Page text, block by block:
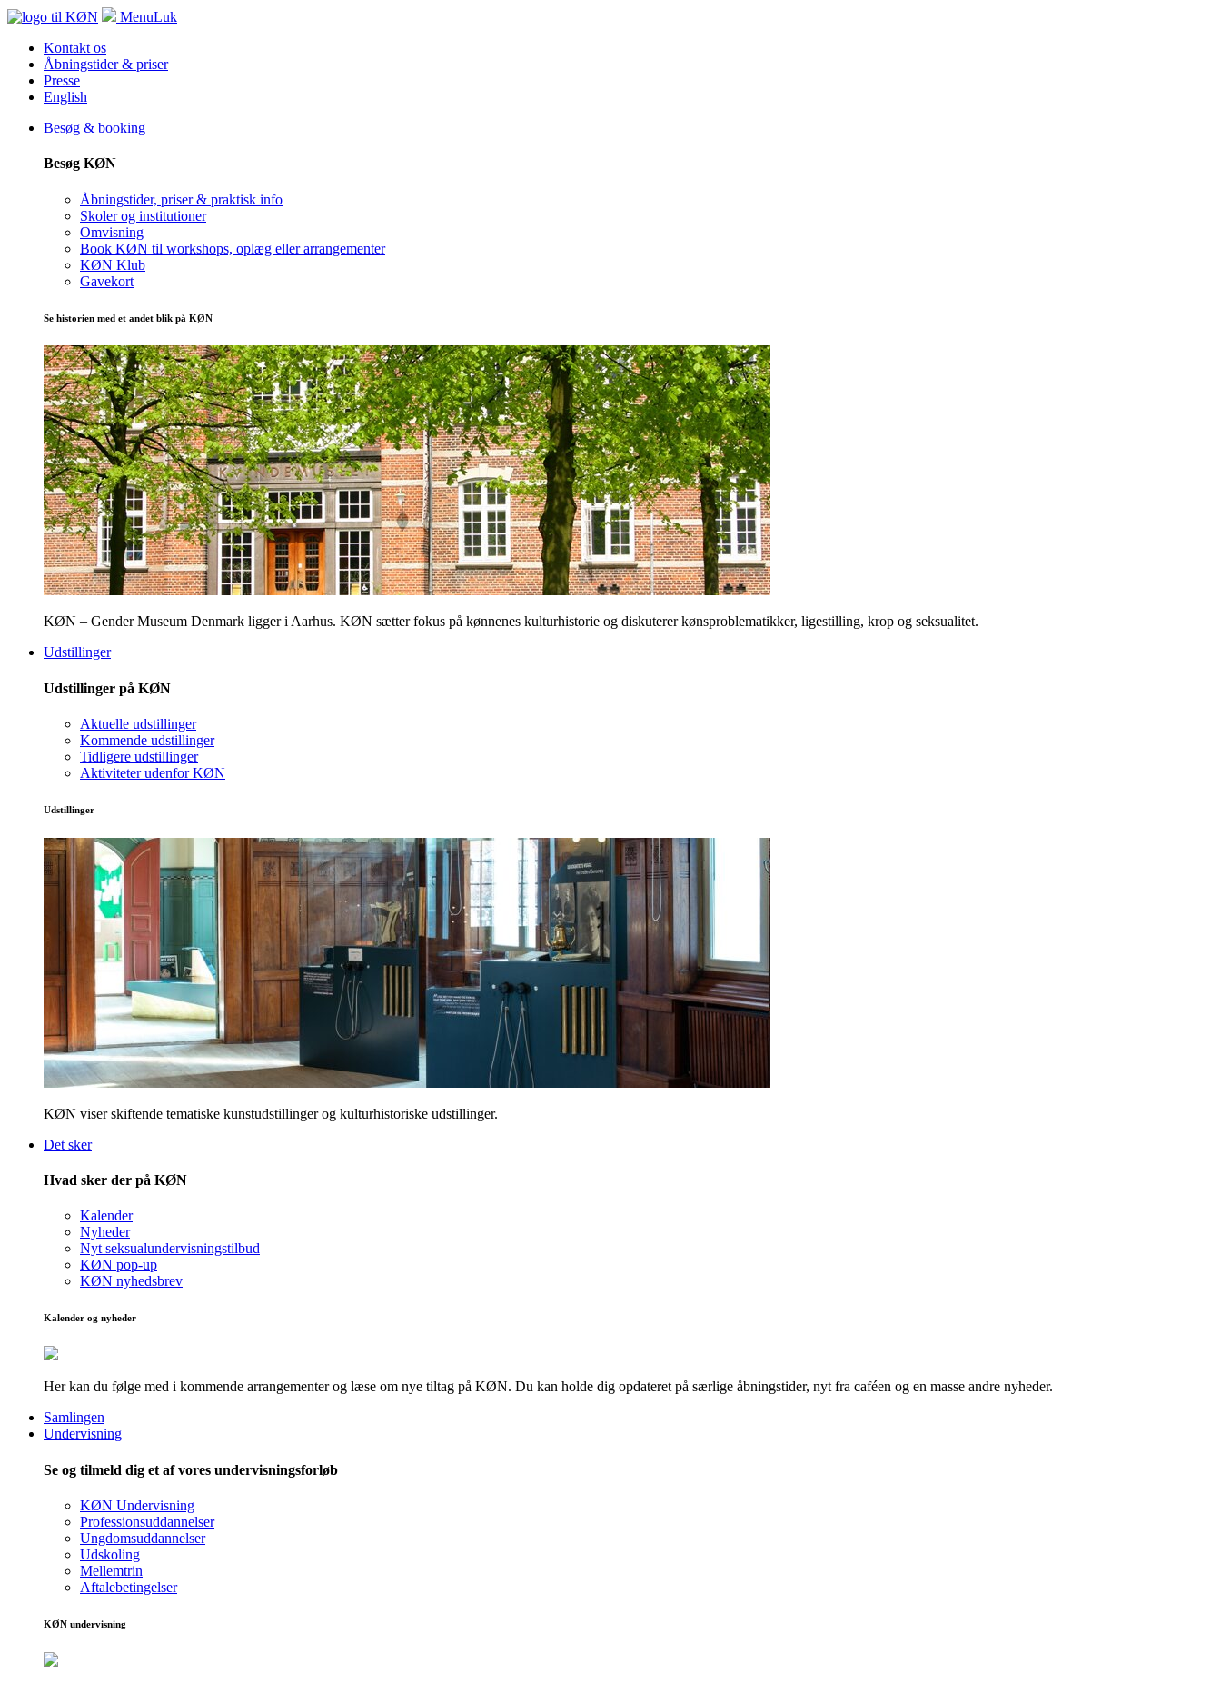
MenuLuk
Kontakt os
Åbningstider & priser
Presse
English
Besøg & booking
Besøg KØN
Åbningstider, priser & praktisk info
Skoler og institutioner
Omvisning
Book KØN til workshops, oplæg eller arrangementer
KØN Klub
Gavekort
Se historien med et andet blik på KØN
KØN – Gender Museum Denmark ligger i Aarhus. KØN sætter fokus på kønnenes kulturhistorie og diskuterer kønsproblematikker, ligestilling, krop og seksualitet.
Udstillinger
Udstillinger på KØN
Aktuelle udstillinger
Kommende udstillinger
Tidligere udstillinger
Aktiviteter udenfor KØN
Udstillinger
KØN viser skiftende tematiske kunstudstillinger og kulturhistoriske udstillinger.
Det sker
Hvad sker der på KØN
Kalender
Nyheder
Nyt seksualundervisningstilbud
KØN pop-up
KØN nyhedsbrev
Kalender og nyheder
Her kan du følge med i kommende arrangementer og læse om nye tiltag på KØN. Du kan holde dig opdateret på særlige åbningstider, nyt fra caféen og en masse andre nyheder.
Samlingen
Undervisning
Se og tilmeld dig et af vores undervisningsforløb
KØN Undervisning
Professionsuddannelser
Ungdomsuddannelser
Udskoling
Mellemtrin
Aftalebetingelser
KØN undervisning